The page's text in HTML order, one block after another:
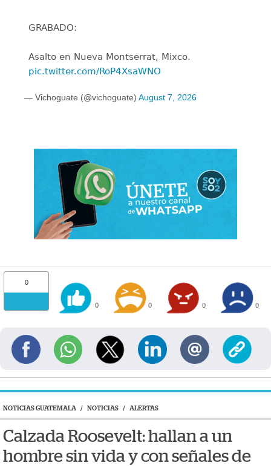
GRABADO:
Asalto en Nueva Montserrat, Mixco.
pic.twitter.com/RoP4XsaWNO
— Vichoguate (@vichoguate) August 7, 2026
0
0 0 0 0
NOTICIAS GUATEMALA / NOTICIAS / ALERTAS
Calzada Roosevelt: hallan a un
hombre sin vida y con señales de